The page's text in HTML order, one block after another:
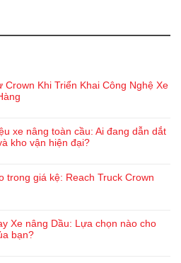
Crown Khi Triển Khai Công Nghệ Xe
xe nâng toàn cầu: Ai đang dẫn dắt
kho vận hiện đại?
trong giá kệ: Reach Truck Crown
Xe nâng Dầu: Lựa chọn nào cho
bạn?